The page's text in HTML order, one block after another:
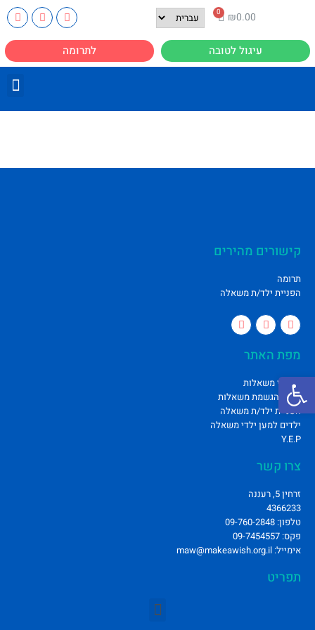
₪0.00
לתרומה עיגול לטובה
קישורים מהירים
תרומה
הפניית ילד/ת משאלה
מפת האתר
סיפורי משאלות
סדנת הגשמת משאלות
הפניית ילד/ת משאלה
ילדים למען ילדי משאלה
Y.E.P
צרו קשר
זרחין 5, רעננה
4366233
טלפון: 09-760-2848
פקס: 09-7454557
אימייל: maw@makeawish.org.il
תפריט
פתח סרגל נגישות